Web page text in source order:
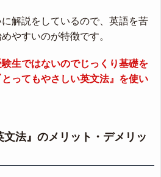
解説をしているので、英語を苦
やすいのが特徴です。
験生ではないのでじっくり基礎を
ってもやさしい英文法』を使い
文法』のメリット・デメリッ